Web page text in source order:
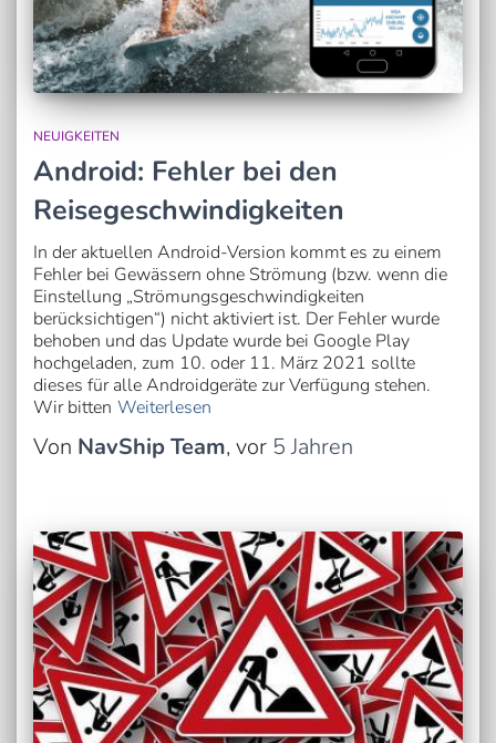
NEUIGKEITEN
Android: Fehler bei den
Reisegeschwindigkeiten
In der aktuellen Android-Version kommt es zu einem
Fehler bei Gewässern ohne Strömung (bzw. wenn die
Einstellung „Strömungsgeschwindigkeiten
berücksichtigen“) nicht aktiviert ist. Der Fehler wurde
behoben und das Update wurde bei Google Play
hochgeladen, zum 10. oder 11. März 2021 sollte
dieses für alle Androidgeräte zur Verfügung stehen.
Wir bitten Weiterlesen
Von NavShip Team, vor 5 Jahren